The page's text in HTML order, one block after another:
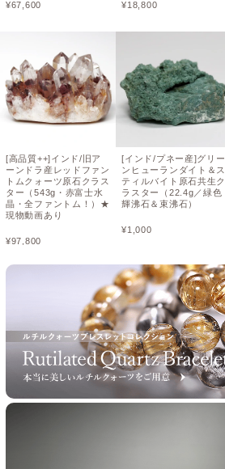
¥67,600
[高品質++]インド/旧ア
ーンドラ産レッドファン
トムクォーツ原石クラス
ター（543g・赤富士水
晶・全ファントム！）★
現物動画あり
¥97,800
¥18,800
[インド/プネー産]グリー
ンヒューランダイト＆ス
ティルバイト原石共生ク
ラスター（22.4g／緑色
輝沸石＆束沸石）
¥1,000